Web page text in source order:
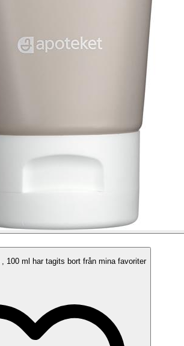
100 ml har tagits bort från mina favoriter